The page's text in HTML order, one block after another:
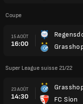
Coupe
15 AOÛT
16:00
Super League suisse 21/22
23 AOÛT
14:30
FC Sion